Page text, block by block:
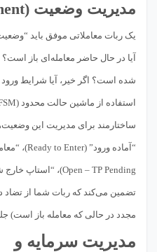
مدیریت وضعیت (State Management)
یک ربات معاملاتی موفق باید
آیا در حال حاضر معامله‌ای باز است؟
شده است؟ اگر خیر، آیا شرایط
ساختارمند برای مدیریت این
تضمین می‌کند که ربات شما از تضاد
مجدد در حالی که معامله باز است)
مدیریت سرمایه و